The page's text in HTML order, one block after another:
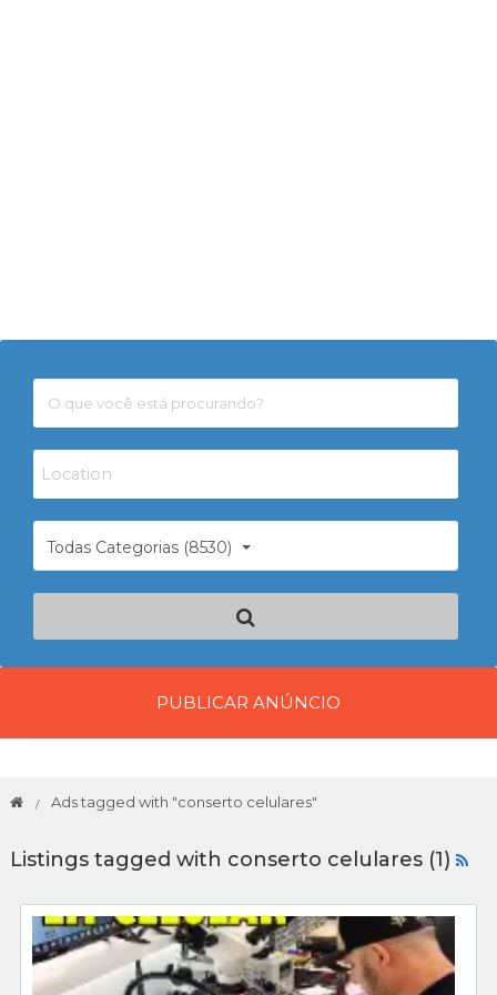
Todas Categorias (8530)
PUBLICAR ANÚNCIO
Ads tagged with "conserto celulares"
Listings tagged with conserto celulares (1)